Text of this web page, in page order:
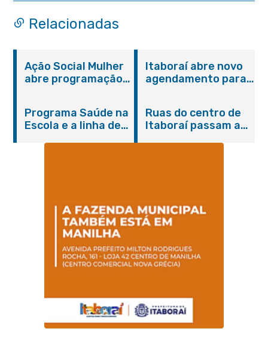
Relacionadas
Ação Social Mulher
abre programação
serviços gratuitos e
orientações
Itaboraí abre novo
agendamento para
Programa Saúde na
Escola e a linha de
Magalhães Seabra
Ruas do centro de
Itaboraí passam a